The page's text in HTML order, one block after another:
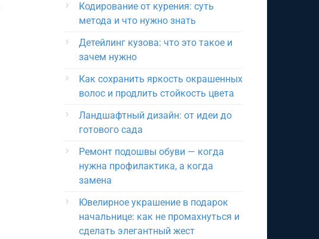
Кодирование от курения: суть
метода и что нужно знать
Детейлинг кузова: что это такое и
зачем нужно
Как сохранить яркость окрашенных
волос и продлить стойкость цвета
Ландшафтный дизайн: от идеи до
готового сада
Ремонт подошвы обуви — когда
нужна профилактика, а когда
замена
Ювелирное украшение в подарок
начальнице: как не промахнуться и
сделать элегантный жест